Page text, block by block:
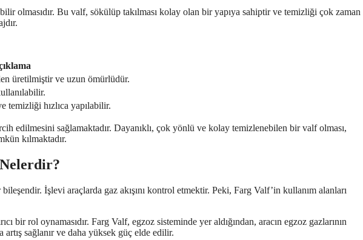
olmasıdır. Bu valf, sökülüp takılması kolay olan bir yapıya sahiptir ve temizliği çok zaman
üretilmiştir ve uzun ömürlüdür.
temizliği hızlıca yapılabilir.
edilmesini sağlamaktadır. Dayanıklı, çok yönlü ve kolay temizlenebilen bir valf olması,
kılmaktadır.
İşlevi araçlarda gaz akışını kontrol etmektir. Peki, Farg Valf’in kullanım alanları
bir rol oynamasıdır. Farg Valf, egzoz sisteminde yer aldığından, aracın egzoz gazlarının
artış sağlanır ve daha yüksek güç elde edilir.